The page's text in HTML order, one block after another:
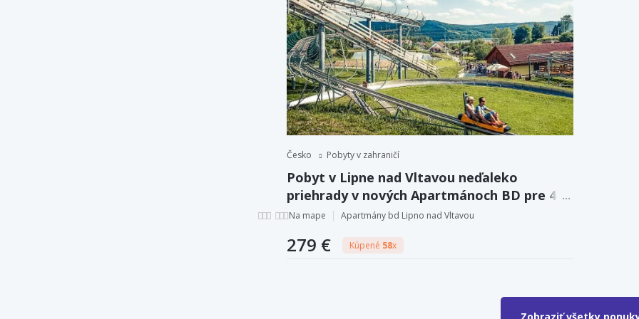
Česko Pobyty v zahraničí
Pobyt v Lipne nad Vltavou neďaleko
priehrady v nových Apartmánoch BD pre 4
osoby + plne vybavená kuchynka
Na mape Apartmány bd Lipno nad Vltavou
279 € Kúpené 58x